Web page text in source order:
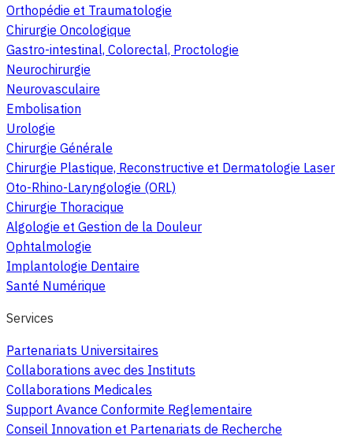
Orthopédie et Traumatologie
Chirurgie Oncologique
Gastro-intestinal, Colorectal, Proctologie
Neurochirurgie
Neurovasculaire
Embolisation
Urologie
Chirurgie Générale
Chirurgie Plastique, Reconstructive et Dermatologie Laser
Oto-Rhino-Laryngologie (ORL)
Chirurgie Thoracique
Algologie et Gestion de la Douleur
Ophtalmologie
Implantologie Dentaire
Santé Numérique
Services
Partenariats Universitaires
Collaborations avec des Instituts
Collaborations Medicales
Support Avance Conformite Reglementaire
Conseil Innovation et Partenariats de Recherche